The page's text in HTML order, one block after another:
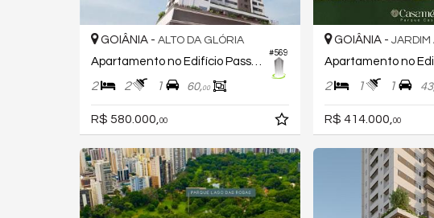
#569
GOIÂNIA - ALTO DA GLÓRIA
2 2 1 60,00
R$ 580.000, 00
GOIÂNIA - JARDIM
2 1 1
R$ 414.000, 00